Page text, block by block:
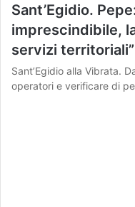
Sant’Egidio.
imprescindibile,
servizi territoriali”
Sant’Egidio alla Vibrata.
operatori e verificare di